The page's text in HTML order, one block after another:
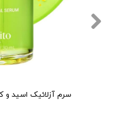
سرم آزلائیک اسید و